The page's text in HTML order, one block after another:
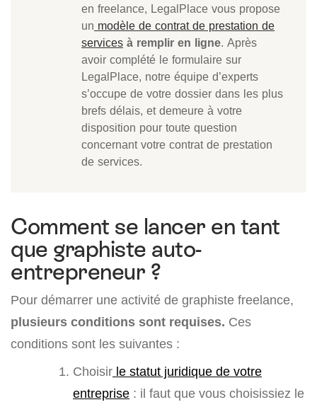
en freelance, LegalPlace vous propose
un modèle de contrat de prestation de
services à remplir en ligne. Après
avoir complété le formulaire sur
LegalPlace, notre équipe d’experts
s’occupe de votre dossier dans les plus
brefs délais, et demeure à votre
disposition pour toute question
concernant votre contrat de prestation
de services.
Comment se lancer en tant
que graphiste auto-
entrepreneur ?
Pour démarrer une activité de graphiste freelance,
plusieurs conditions sont requises. Ces
conditions sont les suivantes :
Choisir le statut juridique de votre
entreprise : il faut que vous choisissiez le